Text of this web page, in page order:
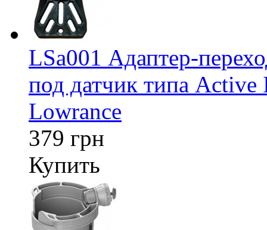
LSa001 Адаптер-
под датчик типа Active
Lowrance
379 грн
Купить